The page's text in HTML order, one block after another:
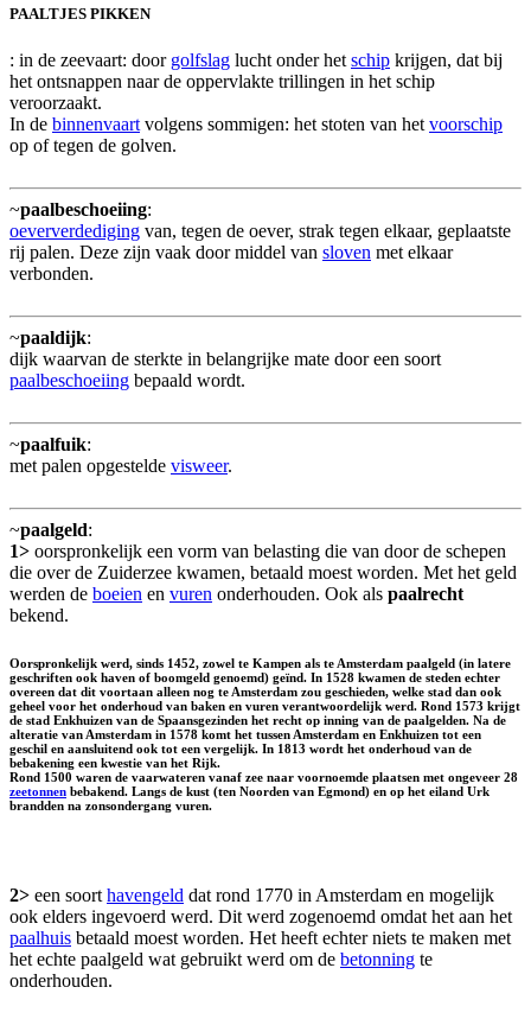
PAALTJES PIKKEN
: in de zeevaart: door golfslag lucht onder het schip krijgen, dat bij
het ontsnappen naar de oppervlakte trillingen in het schip
veroorzaakt.
In de binnenvaart volgens sommigen: het stoten van het voorschip
op of tegen de golven.
~paalbeschoeiing:
oeververdediging van, tegen de oever, strak tegen elkaar, geplaatste
rij palen. Deze zijn vaak door middel van sloven met elkaar
verbonden.
~paaldijk:
dijk waarvan de sterkte in belangrijke mate door een soort
paalbeschoeiing bepaald wordt.
~paalfuik:
met palen opgestelde visweer.
~paalgeld:
1> oorspronkelijk een vorm van belasting die van door de schepen
die over de Zuiderzee kwamen, betaald moest worden. Met het geld
werden de boeien en vuren onderhouden. Ook als paalrecht
bekend.
Oorspronkelijk werd, sinds 1452, zowel te Kampen als te Amsterdam paalgeld (in latere
geschriften ook haven of boomgeld genoemd) geïnd. In 1528 kwamen de steden echter
overeen dat dit voortaan alleen nog te Amsterdam zou geschieden, welke stad dan ook
geheel voor het onderhoud van baken en vuren verantwoordelijk werd. Rond 1573 krijgt
de stad Enkhuizen van de Spaansgezinden het recht op inning van de paalgelden. Na de
alteratie van Amsterdam in 1578 komt het tussen Amsterdam en Enkhuizen tot een
geschil en aansluitend ook tot een vergelijk. In 1813 wordt het onderhoud van de
bebakening een kwestie van het Rijk.
Rond 1500 waren de vaarwateren vanaf zee naar voornoemde plaatsen met ongeveer 28
zeetonnen bebakend. Langs de kust (ten Noorden van Egmond) en op het eiland Urk
brandden na zonsondergang vuren.
2> een soort havengeld dat rond 1770 in Amsterdam en mogelijk
ook elders ingevoerd werd. Dit werd zogenoemd omdat het aan het
paalhuis betaald moest worden. Het heeft echter niets te maken met
het echte paalgeld wat gebruikt werd om de betonning te
onderhouden.